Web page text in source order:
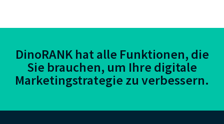
DinoRANK hat alle Funktionen, die
Sie brauchen, um Ihre digitale
Marketingstrategie zu verbessern.